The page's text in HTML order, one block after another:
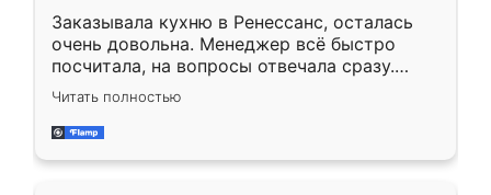
Заказывала кухню в Ренессанс, осталась
очень довольна. Менеджер всё быстро
посчитала, на вопросы отвечала сразу.
Замерщик приехал в субботу, подошёл к
делу со всей ответственностью. Собрали
за день, ребята работали аккуратно, даже
Читать полностью